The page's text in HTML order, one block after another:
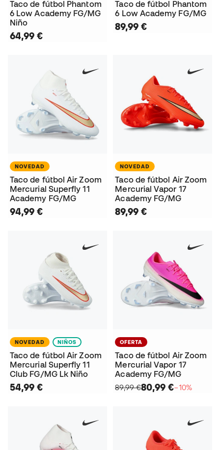
Taco de fútbol Phantom
6 Low Academy FG/MG
Niño
64,99 €
Taco de fútbol Phantom
6 Low Academy FG/MG
89,99 €
NOVEDAD
Taco de fútbol Air Zoom
Mercurial Superfly 11
Academy FG/MG
94,99 €
NOVEDAD
Taco de fútbol Air Zoom
Mercurial Vapor 17
Academy FG/MG
89,99 €
NOVEDAD NIÑOS
Taco de fútbol Air Zoom
Mercurial Superfly 11
Club FG/MG Lk Niño
54,99 €
OFERTA
Taco de fútbol Air Zoom
Mercurial Vapor 17
Academy FG/MG
89,99 €80,99 €−10%